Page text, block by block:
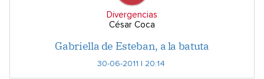
Divergencias
César Coca
Gabriella de Esteban, a la batuta
30-06-2011 | 20:14